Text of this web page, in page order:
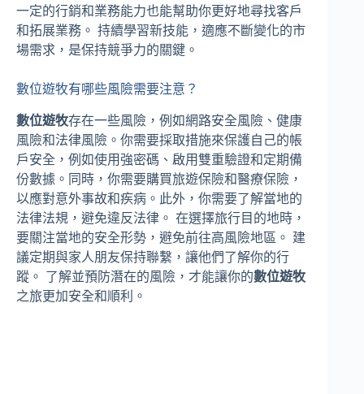
一定的行銷和業務能力也能幫助你更好地尋找客戶
和拓展業務。 持續學習新技能，適應不斷變化的市
場需求，是保持競爭力的關鍵。
數位遊牧有哪些風險需要注意？
數位遊牧存在一些風險，例如網路安全風險、健康
風險和法律風險。你需要採取措施來保護自己的帳
戶安全，例如使用強密碼、啟用雙重驗證和定期備
份數據。同時，你需要購買旅遊保險和醫療保險，
以應對意外事故和疾病。此外，你需要了解當地的
法律法規，避免違反法律。 在選擇旅行目的地時，
要關注當地的安全形勢，避免前往高風險地區。 建
議定期與家人朋友保持聯繫，讓他們了解你的行
蹤。 了解並預防潛在的風險，才能讓你的數位遊牧
之旅更加安全和順利。